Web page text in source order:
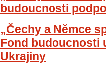
budoucnosti
„Čechy a Němce
Fond budoucnosti
Ukrajiny